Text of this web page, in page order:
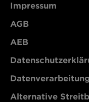
Impressum
AGB
AEB
Datenverarbeitung
Alternative